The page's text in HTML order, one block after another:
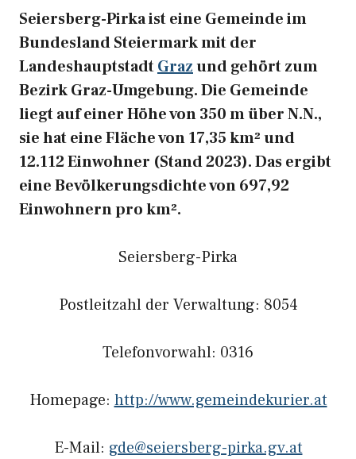
Seiersberg-Pirka ist eine Gemeinde im
Bundesland Steiermark mit der
LandeshauptstadtGrazund gehört zum
Bezirk Graz-Umgebung. Die Gemeinde
liegt auf einer Höhe von 350 m über N.N.,
sie hat eine Fläche von 17,35 km² und
12.112 Einwohner (Stand 2023). Das ergibt
eine Bevölkerungsdichte von 697,92
Einwohnern pro km².
Seiersberg-Pirka
Postleitzahl der Verwaltung: 8054
Telefonvorwahl: 0316
Homepage: http://www.gemeindekurier.at
E-Mail: gde@seiersberg-pirka.gv.at